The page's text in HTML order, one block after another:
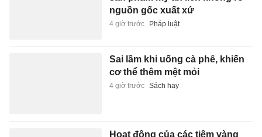
nguồn gốc xuất xứ
4 giờ trước Pháp luật
Sai lầm khi uống cà phê, khiến
cơ thể thêm mệt mỏi
4 giờ trước Sách hay
Hoạt động của các tiệm vàng